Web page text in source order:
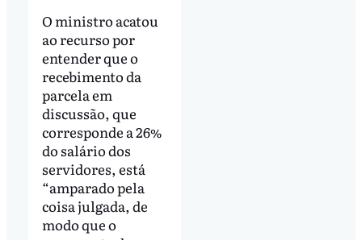
O ministro acatou
ao recurso por
entender que o
recebimento da
parcela em
discussão, que
corresponde a 26%
do salário dos
servidores, está
“amparado pela
coisa julgada, de
modo que o